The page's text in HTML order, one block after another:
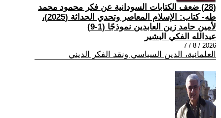
(28) ضعف الكتابات السودانية عن فكر محمود محمد
طه- كتاب: الإسلام المعاصر وتحدي الحداثة (2025)،
لأمين حامد زين العابدين نموذجًا (1-9)
عبدالله الفكي البشير
2026 / 8 / 7
العلمانية، الدين السياسي ونقد الفكر الديني